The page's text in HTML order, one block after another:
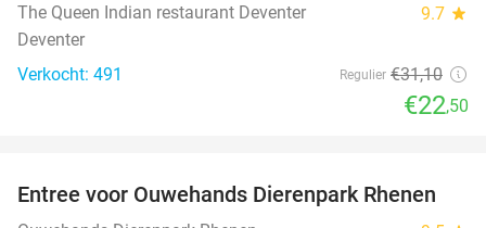
The Queen Indian restaurant Deventer 9.7 star
Deventer
Verkocht: 491
Regulier €31,10
€22,50
19%
Entree voor Ouwehands Dierenpark Rhenen